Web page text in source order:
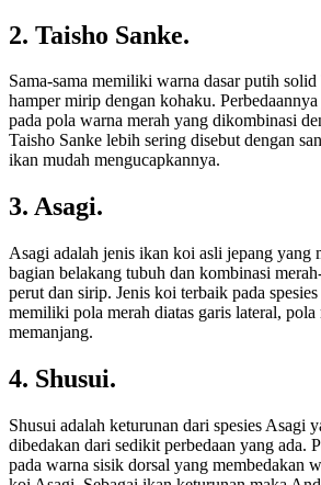
2. Taisho Sanke.
Sama-sama memiliki warna dasar putih
hamper mirip dengan kohaku.
pada pola warna merah yang dikombinasi
Taisho Sanke lebih sering disebut dengan
ikan mudah mengucapkannya.
3. Asagi.
Asagi adalah jenis ikan koi asli jepang yang
bagian belakang tubuh dan kombinasi
perut dan sirip. Jenis koi terbaik pada
memiliki pola merah diatas garis lateral, pola
memanjang.
4. Shusui.
Shusui adalah keturunan dari spesies Asagi
dibedakan dari sedikit perbedaan yang ada.
pada warna sisik dorsal yang membedakan